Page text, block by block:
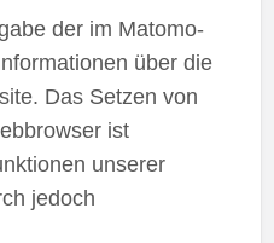
der im Matomo-
über die
Das Setzen von
ist
unserer
jedoch